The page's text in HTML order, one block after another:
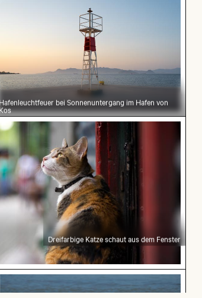
Hafenleuchtfeuer bei Sonnenuntergang im Hafen von
mit Flügelsilhouette
Katze schaut aus dem Fenster
Dreifarbige Katze schaut aus dem Fenster
Pelikane auf ruhigem Wasser